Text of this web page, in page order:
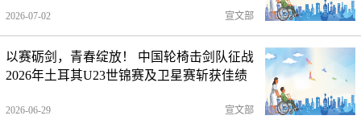
2026-07-02 宣文部
以赛砺剑，青春绽放！ 中国轮椅击剑队征战
2026年土耳其U23世锦赛及卫星赛斩获佳绩
2026-06-29 宣文部